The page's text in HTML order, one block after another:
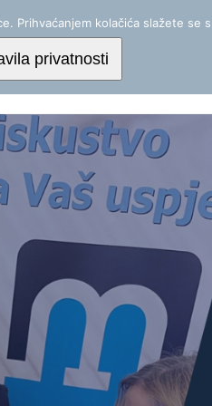
Edukacija
Prihvaćanjem kolačića slažete se
privatnosti